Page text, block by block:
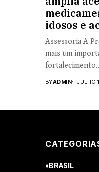
idosos e
Assessoria A
mais um
BYADMIN JULHO
♦BRASIL